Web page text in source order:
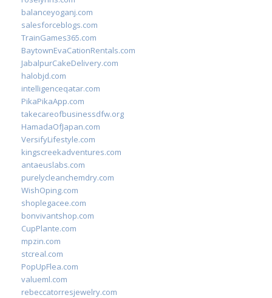
balanceyoganj.com
salesforceblogs.com
TrainGames365.com
BaytownEvaCationRentals.com
JabalpurCakeDelivery.com
halobjd.com
intelligenceqatar.com
PikaPikaApp.com
takecareofbusinessdfw.org
HamadaOfJapan.com
VersifyLifestyle.com
kingscreekadventures.com
antaeuslabs.com
purelycleanchemdry.com
WishOping.com
shoplegacee.com
bonvivantshop.com
CupPlante.com
mpzin.com
stcreal.com
PopUpFlea.com
valueml.com
rebeccatorresjewelry.com